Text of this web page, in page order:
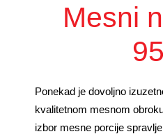
Mesni
Ponekad je dovoljno
kvalitetnom mesnom
izbor mesne porcije